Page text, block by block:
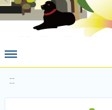
:::